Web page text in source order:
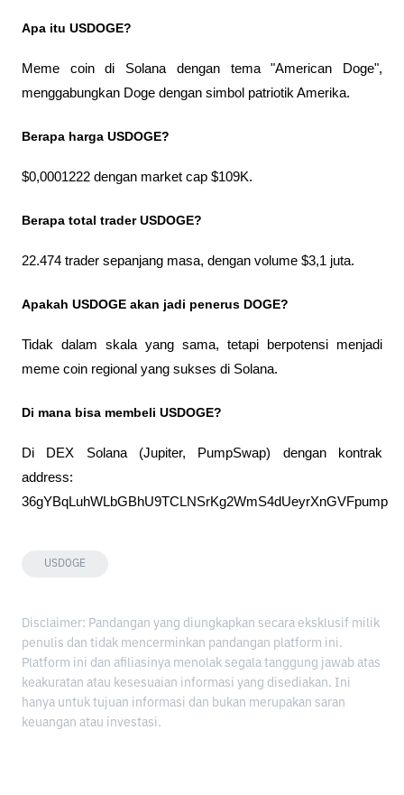
Apa itu USDOGE?
Meme coin di Solana dengan tema "American Doge",
menggabungkan Doge dengan simbol patriotik Amerika.
Berapa harga USDOGE?
$0,0001222 dengan market cap $109K.
Berapa total trader USDOGE?
22.474 trader sepanjang masa, dengan volume $3,1 juta.
Apakah USDOGE akan jadi penerus DOGE?
Tidak dalam skala yang sama, tetapi berpotensi menjadi
meme coin regional yang sukses di Solana.
Di mana bisa membeli USDOGE?
Di DEX Solana (Jupiter, PumpSwap) dengan kontrak
address:
36gYBqLuhWLbGBhU9TCLNSrKg2WmS4dUeyrXnGVFpump
USDOGE
Disclaimer: Pandangan yang diungkapkan secara eksklusif milik
penulis dan tidak mencerminkan pandangan platform ini.
Platform ini dan afiliasinya menolak segala tanggung jawab atas
keakuratan atau kesesuaian informasi yang disediakan. Ini
hanya untuk tujuan informasi dan bukan merupakan saran
keuangan atau investasi.